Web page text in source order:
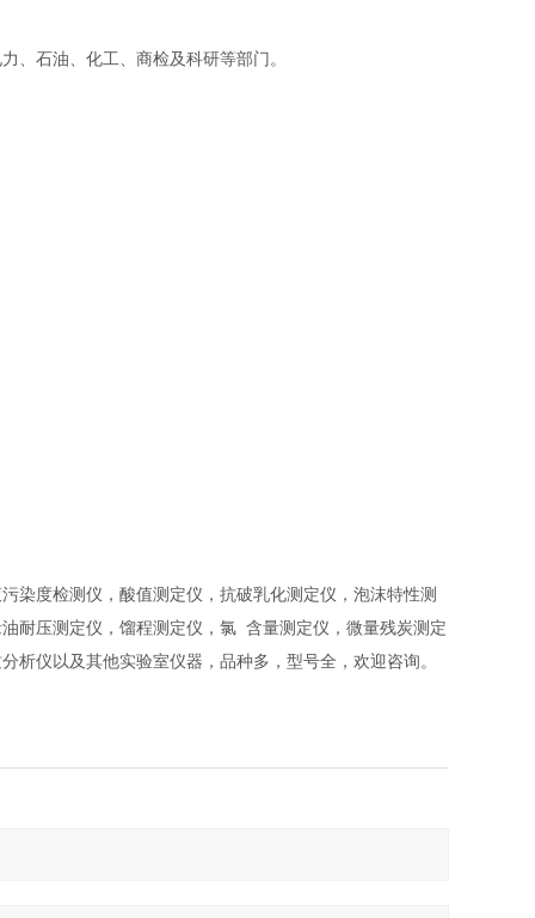
、石油、化工、商检及科研等部门。
染度检测仪，酸值测定仪，抗破乳化测定仪，泡沫特性测
耐压测定仪，馏程测定仪，氯 含量测定仪，微量残炭测定
析仪以及其他实验室仪器，品种多，型号全，欢迎咨询。